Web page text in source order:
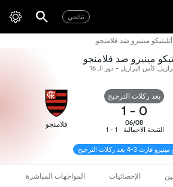
نتائجي
أتليتيكو مينيرو ضد فلامنجو
مينيرو ضد فلامنجو
كأس البرازيل - دور الـ 16
بعد ركلات الترجيح
0
-
1
06/08
النتيجة الاجمالية
1 - 1
فلامنجو
فازت 3-4 بعد ركلات الترجيح
الإحصائيات المواجهات المباشرة